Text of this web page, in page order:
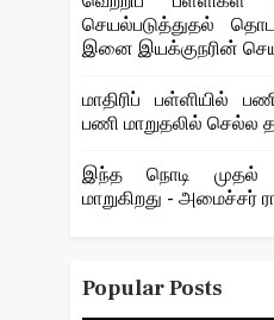
செயல்படுத்துதல்
இனை இயக்குநரின்
மாதிரிப் பள்ளியில்
பணி மாறுதலில் செல்ல
இந்த நொடி முதல்
மாறுகிறது - அமைச்சர்
Popular Posts